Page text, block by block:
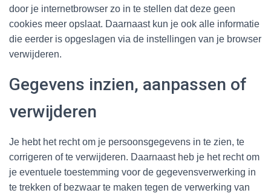
door je internetbrowser zo in te stellen dat deze geen
cookies meer opslaat. Daarnaast kun je ook alle informatie
die eerder is opgeslagen via de instellingen van je browser
verwijderen.
Gegevens inzien, aanpassen of
verwijderen
Je hebt het recht om je persoonsgegevens in te zien, te
corrigeren of te verwijderen. Daarnaast heb je het recht om
je eventuele toestemming voor de gegevensverwerking in
te trekken of bezwaar te maken tegen de verwerking van